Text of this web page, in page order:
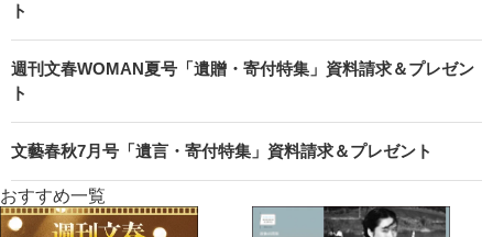
ト
週刊文春WOMAN夏号「遺贈・寄付特集」資料請求＆プレゼン
ト
文藝春秋7月号「遺言・寄付特集」資料請求＆プレゼント
おすすめ一覧